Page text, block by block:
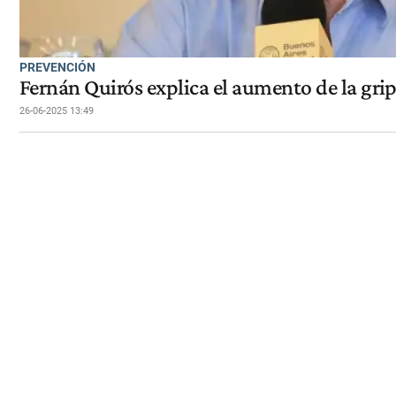
PREVENCIÓN
Fernán Quirós explica el aumento de la
26-06-2025 13:49